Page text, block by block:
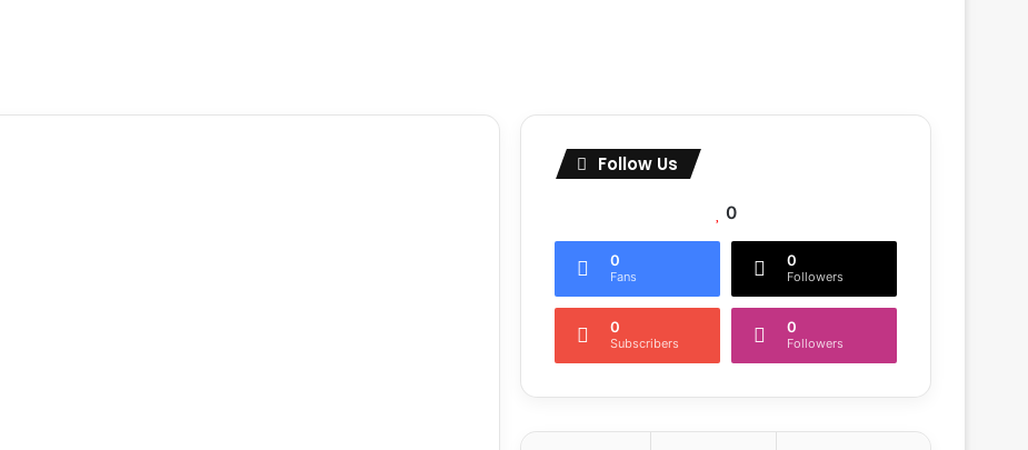
Follow Us
0
0
Fans
0
Followers
0
Subscribers
0
Followers